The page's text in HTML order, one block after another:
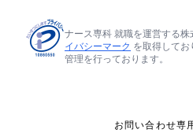
ナース専科 就職を運営する
イバシーマーク を取得して
管理を行っております。
お問い合わせ専